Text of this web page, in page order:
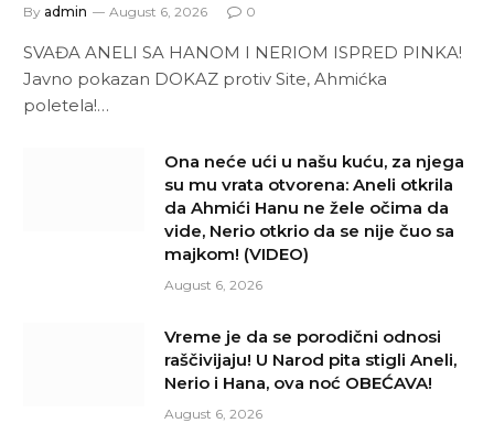
By admin August 6, 2026 0
SVAĐA ANELI SA HANOM I NERIOM ISPRED PINKA!
Javno pokazan DOKAZ protiv Site, Ahmićka
poletela!…
Ona neće ući u našu kuću, za njega
su mu vrata otvorena: Aneli otkrila
da Ahmići Hanu ne žele očima da
vide, Nerio otkrio da se nije čuo sa
majkom! (VIDEO)
August 6, 2026
Vreme je da se porodični odnosi
raščivijaju! U Narod pita stigli Aneli,
Nerio i Hana, ova noć OBEĆAVA!
August 6, 2026